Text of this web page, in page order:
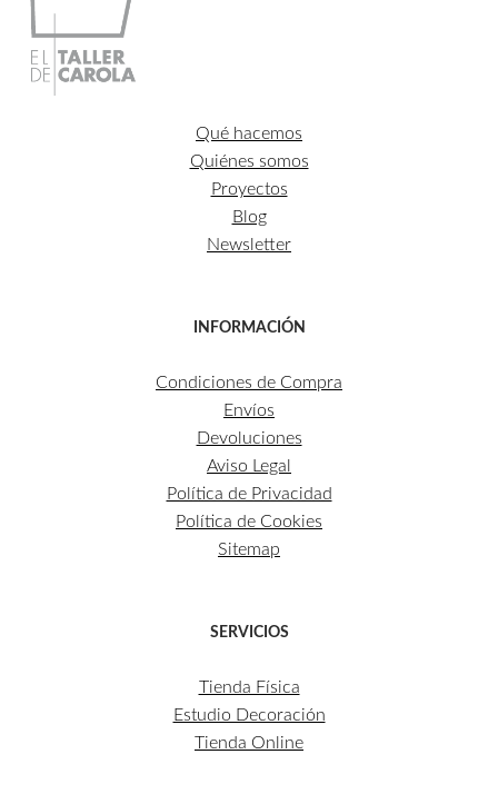
Qué hacemos
Quiénes somos
Proyectos
Blog
Newsletter
INFORMACIÓN
Condiciones de Compra
Envíos
Devoluciones
Aviso Legal
Política de Privacidad
Política de Cookies
Sitemap
SERVICIOS
Tienda Física
Estudio Decoración
Tienda Online